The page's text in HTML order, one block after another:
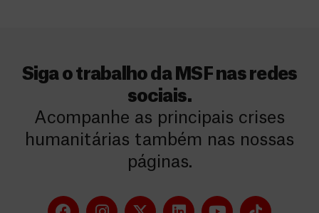
Siga o trabalho da MSF nas redes
sociais.
Acompanhe as principais crises
humanitárias também nas nossas
páginas.